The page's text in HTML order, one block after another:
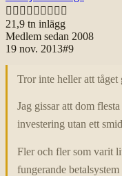

21,9 tn inlägg
Medlem sedan 2008
19 nov. 2013#9
Tror inte heller att tåget
Jag gissar att dom
investering utan ett
Fler och fler som varit
fungerande